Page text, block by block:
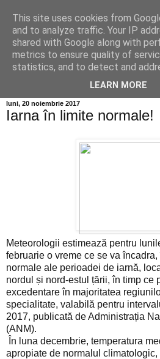
Info MILEANCA
BINE AȚI VENIT! *Jurnal online de
Vineri 07 August, 2026
luni, 20 noiembrie 2017
Iarna în limite normale!
Meteorologii estimează pentru
februarie o vreme ce se va
normale ale perioadei de iarnă,
nordul și nord-estul țării, în timp ce
excedentare în majoritatea
specialitate, valabilă pentru
2017, publicată de Administrația
(ANM).
În luna decembrie, temperatura
apropiate de normalul
This site uses cookies from
and to analyze traffic. Your IP
shared with Google along with
metrics to ensure quality of
statistics, and to detect and
LEARN MORE